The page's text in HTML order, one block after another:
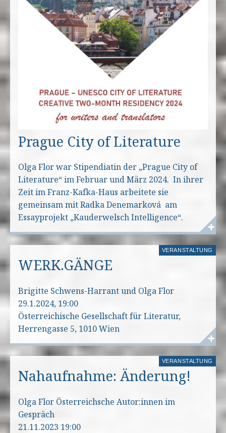
Prague City of Literature
Olga Flor war Stipendiatin der „Prague City of
Literature“ im Februar und März 2024. In ihrer
Zeit im Franz-Kafka-Haus arbeitete sie
gemeinsam mit Radka Denemarková am
Essayprojekt „Kauderwelsch Intelligence“.
VERANSTALTUNG
WERK.GÄNGE
Brigitte Schwens-Harrant und Olga Flor
29.1.2024, 19:00
Österreichische Gesellschaft für Literatur,
Herrengasse 5, 1010 Wien
VERANSTALTUNG
Nahaufnahme: Änderung!
Olga Flor Österreichsche Autor:innen im
Gespräch
21.11.2023 19:00